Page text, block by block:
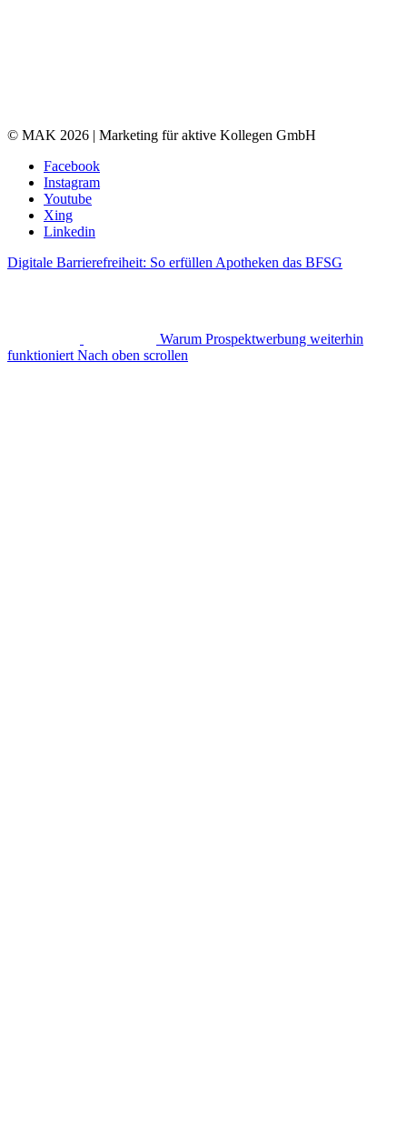
© MAK 2026 | Marketing für aktive Kollegen GmbH
Facebook
Instagram
Youtube
Xing
Linkedin
Digitale Barrierefreiheit: So erfüllen Apotheken das BFSG
Warum Prospektwerbung weiterhin
funktioniert Nach oben scrollen